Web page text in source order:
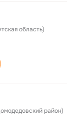
область)
район)